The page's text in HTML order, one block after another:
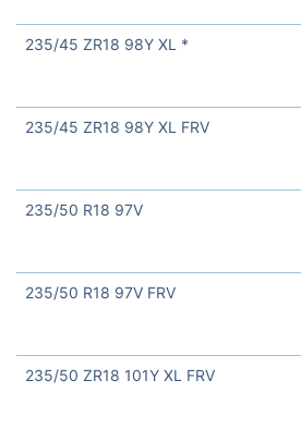
235/45 ZR18 98Y XL *
235/45 ZR18 98Y XL FRV
235/50 R18 97V
235/50 R18 97V FRV
235/50 ZR18 101Y XL FRV